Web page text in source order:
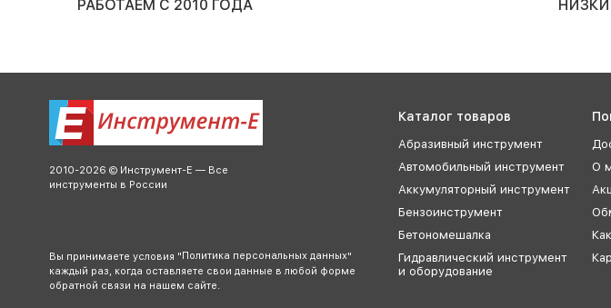
РАБОТАЕМ С 2010 ГОДА
2010-2026 © Инструмент-Е — Все
инструменты в России
Вы принимаете условия "Политика персональных данных"
каждый раз, когда оставляете свои данные в любой форме
обратной связи на нашем сайте.
Каталог товаров
Абразивный инструмент
Автомобильный инструмент
Аккумуляторный инструмент
Бензоинструмент
Бетономешалка
Гидравлический инструмент
и оборудование
О